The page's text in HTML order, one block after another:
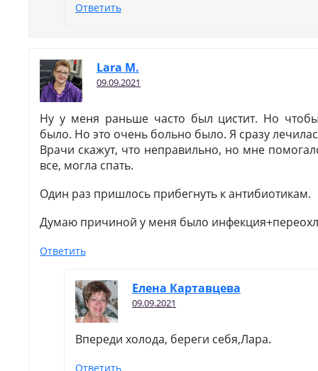
Ответить
Lara M.
09.09.2021
Ну у меня раньше часто был цистит. Но
было. Но это очень больно было. Я сразу
Врачи скажут, что неправильно, но мне
все, могла спать.
Один раз пришлось прибегнуть к антибиотикам.
Думаю причиной у меня было
Ответить
Елена Картавцева
09.09.2021
Впереди холода, береги себя,Лара.
Ответить